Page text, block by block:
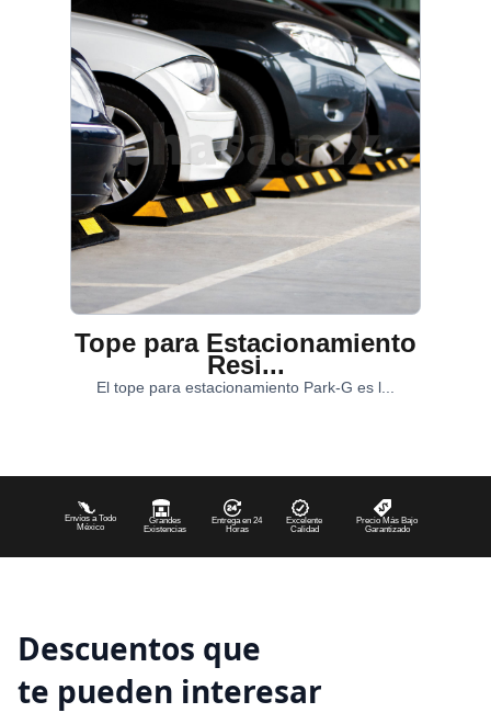
Tope para Estacionamiento
Resi...
El tope para estacionamiento Park-G es l...
Envíos a Todo
México
Grandes
Existencias
Entrega en 24
Horas
Excelente
Calidad
Precio Más Bajo
Garantizado
Descuentos que
te pueden interesar